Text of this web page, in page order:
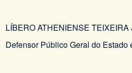
LÍBERO ATHENIENSE TEIXEIRA
Defensor Público Geral do Estado